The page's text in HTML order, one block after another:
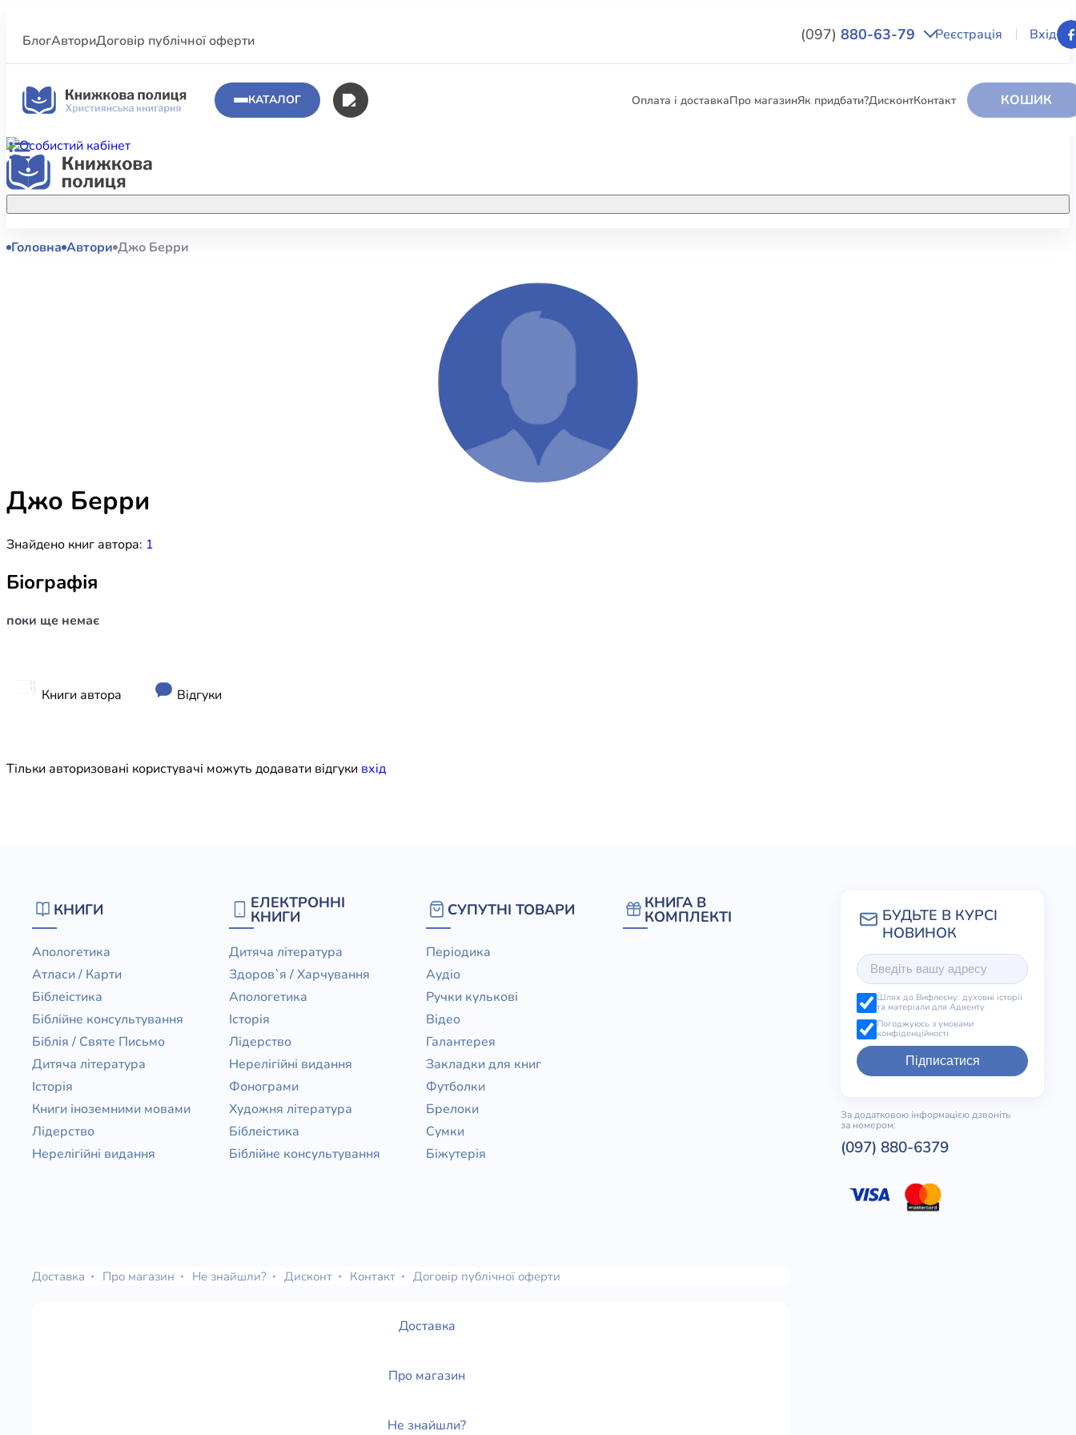
БлогАвториДоговір публічної оферти (097) 880-63-79 Реєстрація Вхід
КАТАЛОГ Оплата і доставкаПро магазинЯк придбати?ДисконтКонтакт КОШИК
Акційні пропозиції
полиці.
КНИГИ
Біблійне консультування
Художня література
ЕЛЕКТРОННІ КНИГИ
КНИГА В КОМПЛЕКТІ
Головна Автори Джо Берри
Джо Берри
Знайдено книг автора: 1
Біографія
поки ще немає
Книги автора Відгуки
Тільки авторизовані користувачі можуть додавати відгуки вхiд
КНИГИ
Апологетика
Атласи / Карти
Біблеістика
Біблійне консультування
Біблія / Святе Письмо
Дитяча література
Історія
Книги іноземними мовами
Лідерство
Нерелігійні видання
ЕЛЕКТРОННІ
КНИГИ
Дитяча література
Здоров`я / Харчування
Апологетика
Історія
Лідерство
Нерелігійні видання
Фонограми
Художня література
Біблеістика
Біблійне консультування
СУПУТНІ ТОВАРИ
Періодика
Аудіо
Ручки кулькові
Відео
Галантерея
Закладки для книг
Футболки
Брелоки
Сумки
Біжутерія
КНИГА В
КОМПЛЕКТІ
Шлях до Вифлеєму: духовні історії
та матеріали для Адвенту
Погоджуюсь з умовами
конфіденційності
Підписатися
За додатковою інформацією дзвоніть
за номером:
(097) 880-6379
Доставка Про магазин Не знайшли? Дисконт Контакт Договір публічної оферти
Доставка
Про магазин
Не знайшли?